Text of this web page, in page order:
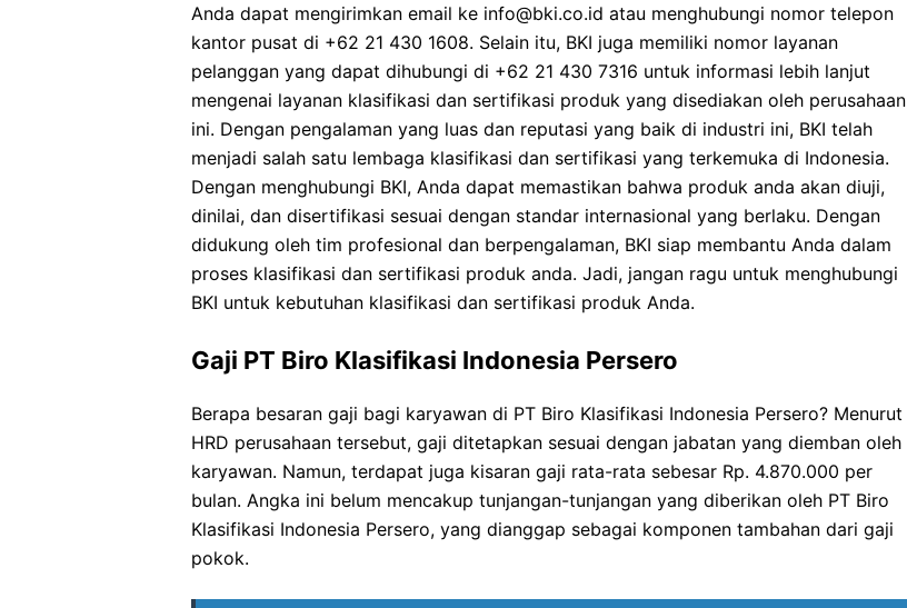
Anda dapat mengirimkan email ke info@bki.co.id atau menghubungi nomor telepon
kantor pusat di +62 21 430 1608. Selain itu, BKI juga memiliki nomor layanan
pelanggan yang dapat dihubungi di +62 21 430 7316 untuk informasi lebih lanjut
mengenai layanan klasifikasi dan sertifikasi produk yang disediakan oleh perusahaan
ini. Dengan pengalaman yang luas dan reputasi yang baik di industri ini, BKI telah
menjadi salah satu lembaga klasifikasi dan sertifikasi yang terkemuka di Indonesia.
Dengan menghubungi BKI, Anda dapat memastikan bahwa produk anda akan diuji,
dinilai, dan disertifikasi sesuai dengan standar internasional yang berlaku. Dengan
didukung oleh tim profesional dan berpengalaman, BKI siap membantu Anda dalam
proses klasifikasi dan sertifikasi produk anda. Jadi, jangan ragu untuk menghubungi
BKI untuk kebutuhan klasifikasi dan sertifikasi produk Anda.
Gaji PT Biro Klasifikasi Indonesia Persero
Berapa besaran gaji bagi karyawan di PT Biro Klasifikasi Indonesia Persero? Menurut
HRD perusahaan tersebut, gaji ditetapkan sesuai dengan jabatan yang diemban oleh
karyawan. Namun, terdapat juga kisaran gaji rata-rata sebesar Rp. 4.870.000 per
bulan. Angka ini belum mencakup tunjangan-tunjangan yang diberikan oleh PT Biro
Klasifikasi Indonesia Persero, yang dianggap sebagai komponen tambahan dari gaji
pokok.